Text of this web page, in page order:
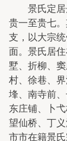
景氏定居丹
贵一至贵七
支，以大宗
面。景氏居
墅、折柳、
村、徐巷、
埄、南寺前
东庄铺、卜
望仙桥、丁
市市在籍景氏